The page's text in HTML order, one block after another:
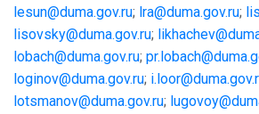
lesun@duma.gov.ru; lra@duma.gov.ru;
lisovsky@duma.gov.ru;
lobach@duma.gov.ru;
loginov@duma.gov.ru;
lotsmanov@duma.gov.ru;